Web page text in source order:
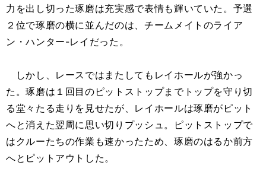
力を出し切った琢磨は充実感で表情も輝いていた。予選
２位で琢磨の横に並んだのは、チームメイトのライア
ン・ハンター-レイだった。
しかし、レースではまたしてもレイホールが強かっ
た。琢磨は１回目のピットストップまでトップを守り切
る堂々たる走りを見せたが、レイホールは琢磨がピット
へと消えた翌周に思い切りプッシュ。ピットストップで
はクルーたちの作業も速かったため、琢磨のはるか前方
へとピットアウトした。